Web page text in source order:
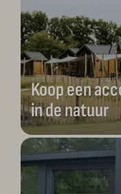
Koop een
in de natuur